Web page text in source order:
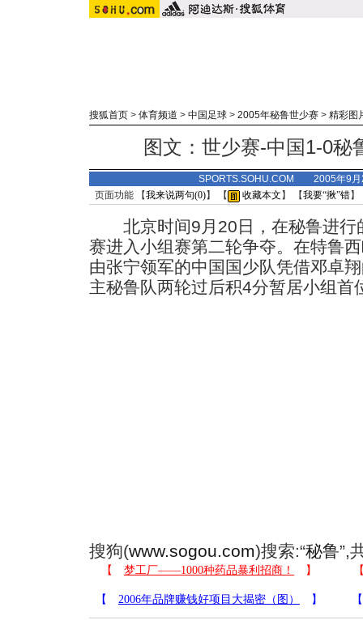
搜狐首页 > 体育频道 > 中国足球 > 2005年秘鲁世少赛 > 精彩图
图文：世少赛-中国1-0秘
SPORTS.SOHU.COM 2005年9
页面功能 【我来说两句(0)】 【 收藏本文 】 【我要“揪”错】
北京时间9月20日，在秘鲁进行
赛进入小组赛第二轮争夺。在特鲁
由张宁领军的中国国少队凭借邓卓
主秘鲁队两轮过后积4分暂居小组首
搜狗(www.sogou.com)搜索:“秘鲁”,